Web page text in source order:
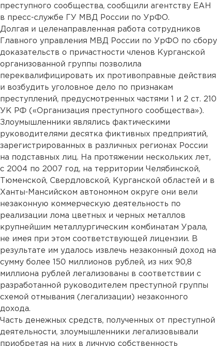
преступного сообщества, сообщили агентству ЕАН
в пресс-службе ГУ МВД России по УрФО.
Долгая и целенаправленная работа сотрудников
Главного управления МВД России по УрФО по сбору
доказательств о причастности членов Курганской
организованной группы позволила
переквалифицировать их противоправные действия
и возбудить уголовное дело по признакам
преступлений, предусмотренных частями 1 и 2 ст. 210
УК РФ («Организация преступного сообщества»).
Злоумышленники являлись фактическими
руководителями десятка фиктивных предприятий,
зарегистрированных в различных регионах России
на подставных лиц. На протяжении нескольких лет,
с 2004 по 2007 год, на территории Челябинской,
Тюменской, Свердловской, Курганской областей и в
Ханты-Мансийском автономном округе они вели
незаконную коммерческую деятельность по
реализации лома цветных и черных металлов
крупнейшим металлургическим комбинатам Урала,
не имея при этом соответствующей лицензии. В
результате им удалось извлечь незаконный доход на
сумму более 150 миллионов рублей, из них 90,8
миллиона рублей легализованы в соответствии с
разработанной руководителем преступной группы
схемой отмывания (легализации) незаконного
дохода.
Часть денежных средств, полученных от преступной
деятельности, злоумышленники легализовывали
приобретая на них в личную собственность